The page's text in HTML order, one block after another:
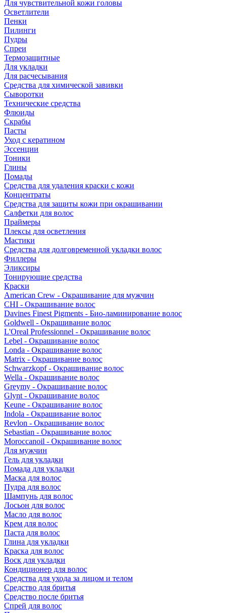
Для чувствительной кожи головы
Осветлители
Пенки
Пилинги
Пудры
Спреи
Термозащитные
Для укладки
Для расчесывания
Средства для химической завивки
Сыворотки
Технические средства
Флюиды
Скрабы
Пасты
Уход с кератином
Эссенции
Тоники
Глины
Помады
Средства для удаления краски с кожи
Концентраты
Средства для защиты кожи при окрашивании
Салфетки для волос
Праймеры
Плексы для осветления
Мастики
Средства для долговременной укладки волос
Филлеры
Эликсиры
Тонирующие средства
Краски
American Crew - Окрашивание для мужчин
CHI - Окрашивание волос
Davines Finest Pigments - Био-ламинирование волос
Goldwell - Окрашивание волос
L'Oreal Professionnel - Окрашивание волос
Lebel - Окрашивание волос
Londa - Окрашивание волос
Matrix - Окрашивание волос
Schwarzkopf - Окрашивание волос
Wella - Окрашивание волос
Greymy - Окрашивание волос
Glynt - Окрашивание волос
Keune - Окрашивание волос
Indola - Окрашивание волос
Revlon - Окрашивание волос
Sebastian - Окрашивание волос
Moroccanoil - Окрашивание волос
Для мужчин
Гель для укладки
Помада для укладки
Маска для волос
Пудра для волос
Шампунь для волос
Лосьон для волос
Масло для волос
Крем для волос
Паста для волос
Глина для укладки
Краска для волос
Воск для укладки
Кондиционер для волос
Средства для ухода за лицом и телом
Средство для бритья
Средство после бритья
Спрей для волос